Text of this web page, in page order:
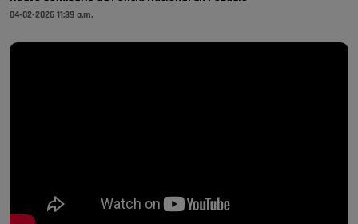
04-02-2026 11:39 a.m.